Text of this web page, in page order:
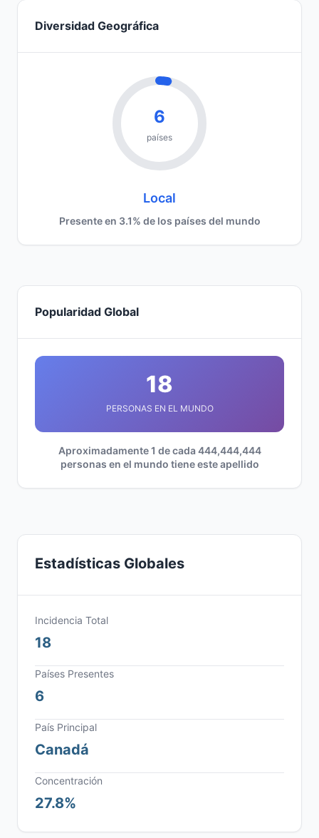
Diversidad Geográfica
6
países
Local
Presente en 3.1% de los países del mundo
Popularidad Global
18
PERSONAS EN EL MUNDO
Aproximadamente 1 de cada 444,444,444
personas en el mundo tiene este apellido
Estadísticas Globales
Incidencia Total
18
Países Presentes
6
País Principal
Canadá
Concentración
27.8%